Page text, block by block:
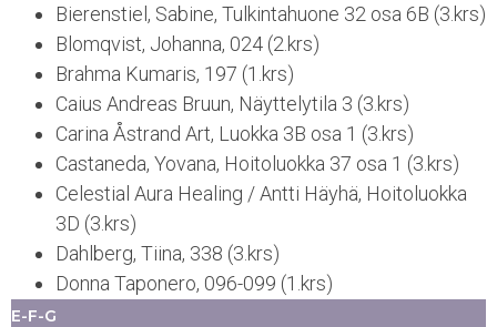
Bierenstiel, Sabine, Tulkintahuone 32 osa 6B (3.krs)
Blomqvist, Johanna, 024 (2.krs)
Brahma Kumaris, 197 (1.krs)
Caius Andreas Bruun, Näyttelytila 3 (3.krs)
Carina Åstrand Art, Luokka 3B osa 1 (3.krs)
Castaneda, Yovana, Hoitoluokka 37 osa 1 (3.krs)
Celestial Aura Healing / Antti Häyhä, Hoitoluokka
3D (3.krs)
Dahlberg, Tiina, 338 (3.krs)
Donna Taponero, 096-099 (1.krs)
E-F-G